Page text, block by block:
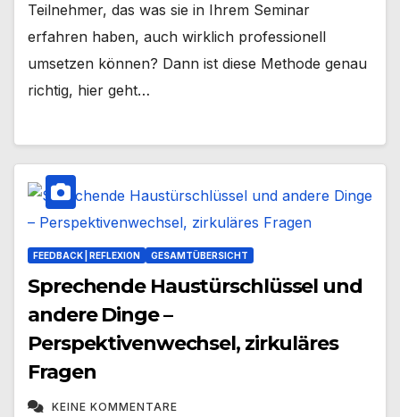
Teilnehmer, das was sie in Ihrem Seminar
erfahren haben, auch wirklich professionell
umsetzen können? Dann ist diese Methode genau
richtig, hier geht…
FEEDBACK | REFLEXION GESAMTÜBERSICHT
Sprechende Haustürschlüssel und
andere Dinge –
Perspektivenwechsel, zirkuläres
Fragen
KEINE KOMMENTARE